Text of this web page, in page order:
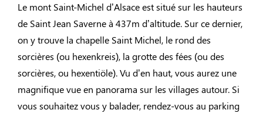
Le mont Saint-Michel d’Alsace est situé sur les hauteurs
de Saint Jean Saverne à 437m d’altitude. Sur ce dernier,
on y trouve la chapelle Saint Michel, le rond des
sorcières (ou hexenkreis), la grotte des fées (ou des
sorcières, ou hexentiöle). Vu d’en haut, vous aurez une
magnifique vue en panorama sur les villages autour. Si
vous souhaitez vous y balader, rendez-vous au parking